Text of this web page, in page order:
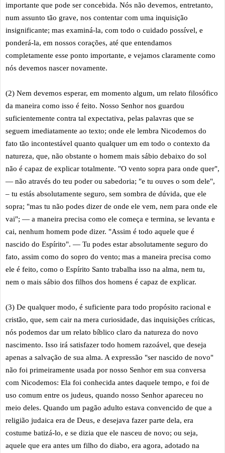
importante que pode ser concebida. Nós não devemos, entretanto,
num assunto tão grave, nos contentar com uma inquisição
insignificante; mas examiná-la, com todo o cuidado possível, e
ponderá-la, em nossos corações, até que entendamos
completamente esse ponto importante, e vejamos claramente como
nós devemos nascer novamente.
(2) Nem devemos esperar, em momento algum, um relato filosófico
da maneira como isso é feito. Nosso Senhor nos guardou
suficientemente contra tal expectativa, pelas palavras que se
seguem imediatamente ao texto; onde ele lembra Nicodemos do
fato tão incontestável quanto qualquer um em todo o contexto da
natureza, que, não obstante o homem mais sábio debaixo do sol
não é capaz de explicar totalmente. "O vento sopra para onde quer",
— não através do teu poder ou sabedoria; "e tu ouves o som dele",
– tu estás absolutamente seguro, sem sombra de dúvida, que ele
sopra; "mas tu não podes dizer de onde ele vem, nem para onde ele
vai"; — a maneira precisa como ele começa e termina, se levanta e
cai, nenhum homem pode dizer. "Assim é todo aquele que é
nascido do Espírito". — Tu podes estar absolutamente seguro do
fato, assim como do sopro do vento; mas a maneira precisa como
ele é feito, como o Espírito Santo trabalha isso na alma, nem tu,
nem o mais sábio dos filhos dos homens é capaz de explicar.
(3) De qualquer modo, é suficiente para todo propósito racional e
cristão, que, sem cair na mera curiosidade, das inquisições críticas,
nós podemos dar um relato bíblico claro da natureza do novo
nascimento. Isso irá satisfazer todo homem razoável, que deseja
apenas a salvação de sua alma. A expressão "ser nascido de novo"
não foi primeiramente usada por nosso Senhor em sua conversa
com Nicodemos: Ela foi conhecida antes daquele tempo, e foi de
uso comum entre os judeus, quando nosso Senhor apareceu no
meio deles. Quando um pagão adulto estava convencido de que a
religião judaica era de Deus, e desejava fazer parte dela, era
costume batizá-lo, e se dizia que ele nasceu de novo; ou seja,
aquele que era antes um filho do diabo, era agora, adotado na